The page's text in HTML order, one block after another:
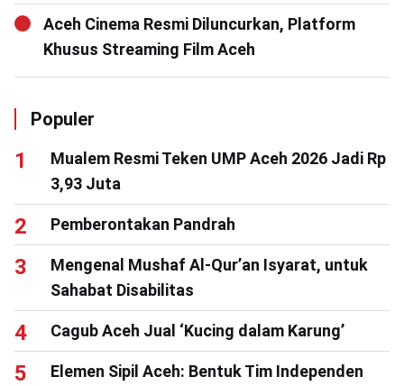
Aceh Cinema Resmi Diluncurkan, Platform
Khusus Streaming Film Aceh
Populer
Mualem Resmi Teken UMP Aceh 2026 Jadi Rp
3,93 Juta
Pemberontakan Pandrah
Mengenal Mushaf Al-Qur’an Isyarat, untuk
Sahabat Disabilitas
Cagub Aceh Jual ‘Kucing dalam Karung’
Elemen Sipil Aceh: Bentuk Tim Independen